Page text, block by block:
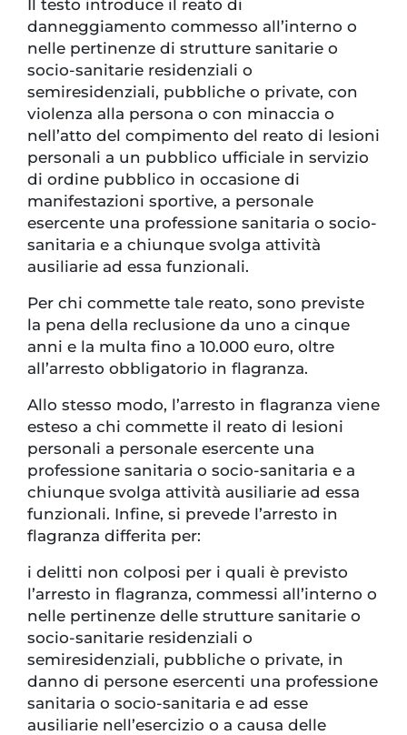
Il testo introduce il reato di
danneggiamento commesso all’interno o
nelle pertinenze di strutture sanitarie o
socio-sanitarie residenziali o
semiresidenziali, pubbliche o private, con
violenza alla persona o con minaccia o
nell’atto del compimento del reato di lesioni
personali a un pubblico ufficiale in servizio
di ordine pubblico in occasione di
manifestazioni sportive, a personale
esercente una professione sanitaria o socio-
sanitaria e a chiunque svolga attività
ausiliarie ad essa funzionali.
Per chi commette tale reato, sono previste
la pena della reclusione da uno a cinque
anni e la multa fino a 10.000 euro, oltre
all’arresto obbligatorio in flagranza.
Allo stesso modo, l’arresto in flagranza viene
esteso a chi commette il reato di lesioni
personali a personale esercente una
professione sanitaria o socio-sanitaria e a
chiunque svolga attività ausiliarie ad essa
funzionali. Infine, si prevede l’arresto in
flagranza differita per:
i delitti non colposi per i quali è previsto
l’arresto in flagranza, commessi all’interno o
nelle pertinenze delle strutture sanitarie o
socio-sanitarie residenziali o
semiresidenziali, pubbliche o private, in
danno di persone esercenti una professione
sanitaria o socio-sanitaria e ad esse
ausiliarie nell’esercizio o a causa delle